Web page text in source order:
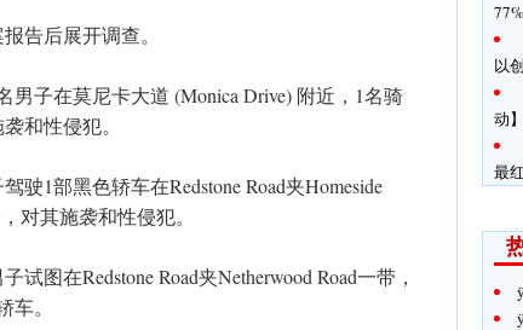
告后展开调查。
男子在莫尼卡大道 (Monica Drive) 附近，1名骑
和性侵犯。
驶1部黑色轿车在Redstone Road夹Homeside
对其施袭和性侵犯。
图在Redstone Road夹Netherwood Road一带，
。
以
动
最